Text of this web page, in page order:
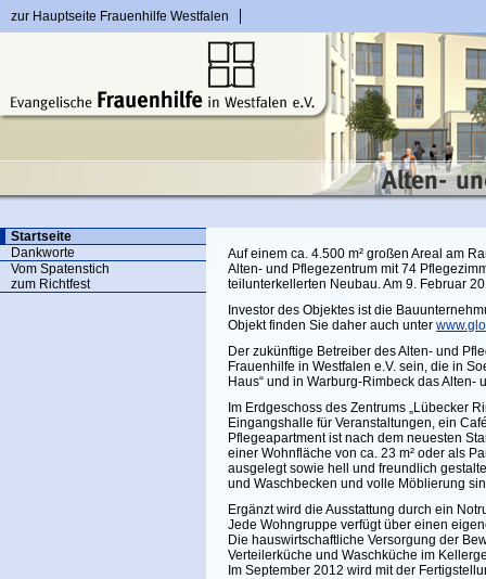
zur Hauptseite Frauenhilfe Westfalen
Startseite
Dankworte
Vom Spatenstich
zum Richtfest
Auf einem ca. 4.500 m² großen Areal am
Alten- und Pflegezentrum mit 74
teilunterkellerten Neubau. Am 9. Februar
Investor des Objektes ist die
Objekt finden Sie daher auch unter
Der zukünftige Betreiber des Alten- und
Frauenhilfe in Westfalen e.V. sein, die in
Haus“ und in Warburg-Rimbeck das Alten-
Im Erdgeschoss des Zentrums „Lübecker
Eingangshalle für Veranstaltungen, ein
Pflegeapartment ist nach dem neuesten
einer Wohnfläche von ca. 23 m² oder als
ausgelegt sowie hell und freundlich
und Waschbecken und volle Möblierung
Ergänzt wird die Ausstattung durch ein
Jede Wohngruppe verfügt über einen
Die hauswirtschaftliche Versorgung der
Verteilerküche und Waschküche im
Im September 2012 wird mit der